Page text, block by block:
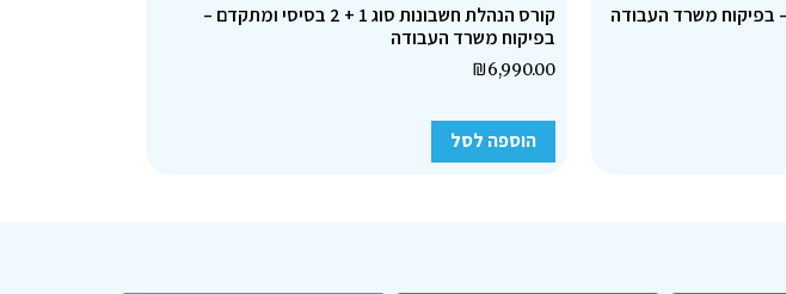
קורס הנהלת חשבונות סוג 1 + 2 בסיסי ומתקדם –
בפיקוח משרד העבודה
₪6,990.00
הוספה לסל